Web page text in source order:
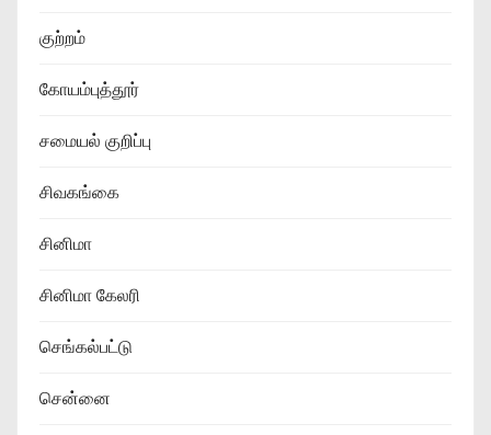
குற்றம்
கோயம்புத்தூர்
சமையல் குறிப்பு
சிவகங்கை
சினிமா
சினிமா கேலரி
செங்கல்பட்டு
சென்னை